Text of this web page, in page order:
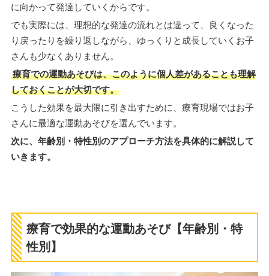
に向かって発達していくからです。
でも実際には、理想的な発達の流れとは違って、良くなった
り戻ったりを繰り返しながら、ゆっくりと成長していくお子
さんも少なくありません。
療育での運動あそびは、このように個人差があることも理解
しておくことが大切です。
こうした効果を最大限に引き出すために、療育現場ではお子
さんに最適な運動あそびを選んでいます。
次に、年齢別・特性別のアプローチ方法を具体的に解説して
いきます。
療育で効果的な運動あそび【年齢別・特
性別】